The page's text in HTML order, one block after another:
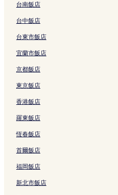
五結的平價飯店
五結的設有健身中心的飯店
五結的奢華飯店
五結的設有廚房的飯店
五結的提供免費早餐的飯店
三星的提供免費早餐的飯店
三星的寵物友善飯店
協和村的商務飯店
台南飯店
台中飯店
台東市飯店
宜蘭市飯店
京都飯店
東京飯店
香港飯店
羅東飯店
恆春飯店
首爾飯店
福岡飯店
新北市飯店